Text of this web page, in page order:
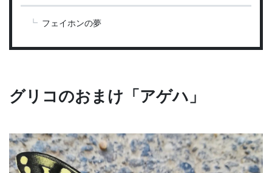
フェイホンの夢
グリコのおまけ「アゲハ」